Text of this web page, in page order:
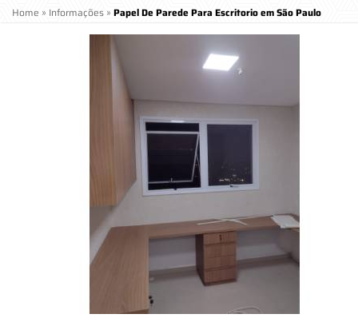
Home » Informações » Papel De Parede Para Escritorio em São Paulo